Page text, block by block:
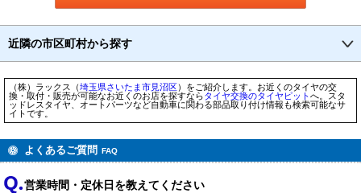
近隣の市区町村から探す
（株）ラックス（埼玉県さいたま市見沼区 ）をご紹介します。お近くのタイヤの交
換・取付・販売が可能なお近くのお店を探すならタイヤ交換のタイヤピットへ。スタ
ッドレスタイヤ、オートパーツなど自動車に関わる部品取り付け情報も検索可能なサ
イトです。
よくあるご質問 FAQ
営業時間・定休日を教えてください